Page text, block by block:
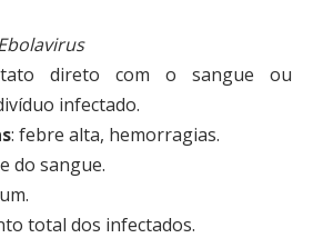
direto com o sangue ou
infectado.
: febre alta, hemorragias.
do sangue.
total dos infectados.